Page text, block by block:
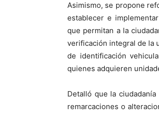
Asimismo, se propone
establecer e
que permitan a la
verificación integral de la
de identificación
quienes adquieren
Detalló que la
remarcaciones o